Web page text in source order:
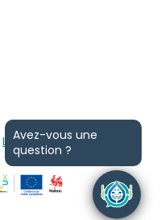
LosfeldetWebiome
Avez-vous une
question ?